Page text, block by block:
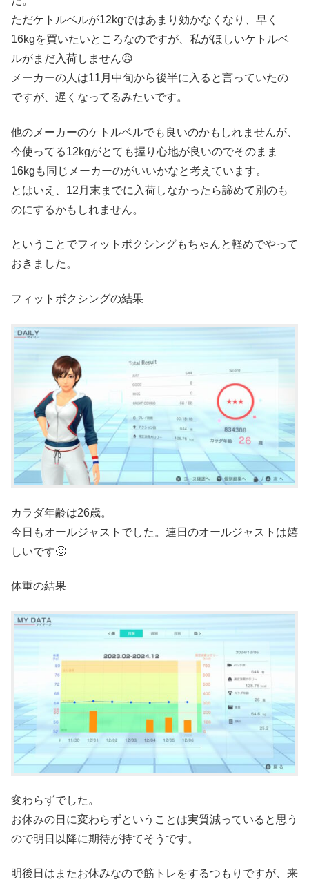
ただケトルベルが12kgではあまり効かなくなり、早く
16kgを買いたいところなのですが、私がほしいケトルベ
ルがまだ入荷しません😥
メーカーの人は11月中旬から後半に入ると言っていたの
ですが、遅くなってるみたいです。
他のメーカーのケトルベルでも良いのかもしれませんが、
今使ってる12kgがとても握り心地が良いのでそのまま
16kgも同じメーカーのがいいかなと考えています。
とはいえ、12月末までに入荷しなかったら諦めて別のも
のにするかもしれません。
ということでフィットボクシングもちゃんと軽めでやって
おきました。
フィットボクシングの結果
カラダ年齢は26歳。
今日もオールジャストでした。連日のオールジャストは嬉
しいです🙂
体重の結果
変わらずでした。
お休みの日に変わらずということは実質減っていると思う
ので明日以降に期待が持てそうです。
明後日はまたお休みなので筋トレをするつもりですが、来